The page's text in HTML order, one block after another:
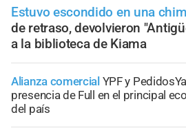
Estuvo escondido en una
de retraso, devolvieron
a la biblioteca de Kiama
Alianza comercial YPF y
presencia de Full en el principal
del país